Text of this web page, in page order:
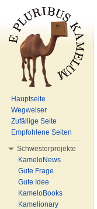
Hauptseite
Wegweiser
Zufällige Seite
Empfohlene Seiten
Schwesterprojekte
KameloNews
Gute Frage
Gute Idee
KameloBooks
Kamelionary